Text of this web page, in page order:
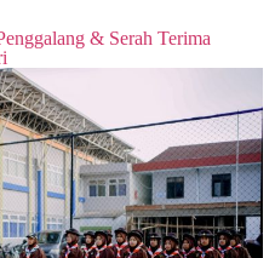
& Serah Terima